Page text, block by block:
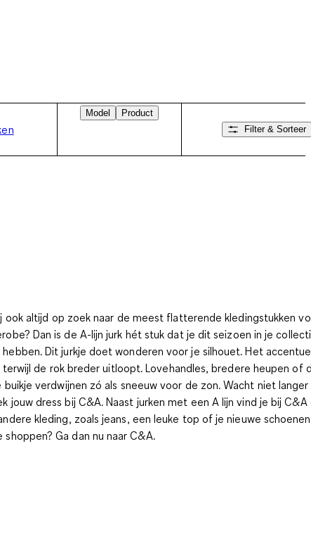
Model
Product
Filter & Sorteer
ook altijd op zoek naar de meest flatterende kledingstukken
Dan is de A-lijn jurk hét stuk dat je dit seizoen in je
Dit jurkje doet wonderen voor je silhouet. Het
terwijl de rok breder uitloopt. Lovehandles, bredere heupen of
buikje verdwijnen zó als sneeuw voor de zon. Wacht niet langer
jouw dress bij C&A.Naast jurken met een A lijn vind je bij C&A
kleding, zoals jeans, een leuke top of je nieuwe
shoppen? Ga dan nu naar C&A.